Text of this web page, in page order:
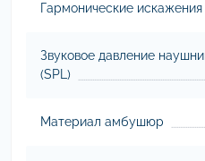
Гармонические искажения
Звуковое давление
(SPL)
Материал амбушюр